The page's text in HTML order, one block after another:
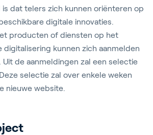
dat telers zich kunnen oriënteren op
digitale innovaties.
producten of diensten op het
digitalisering kunnen zich aanmelden
de aanmeldingen zal een selectie
selectie zal over enkele weken
nieuwe website.